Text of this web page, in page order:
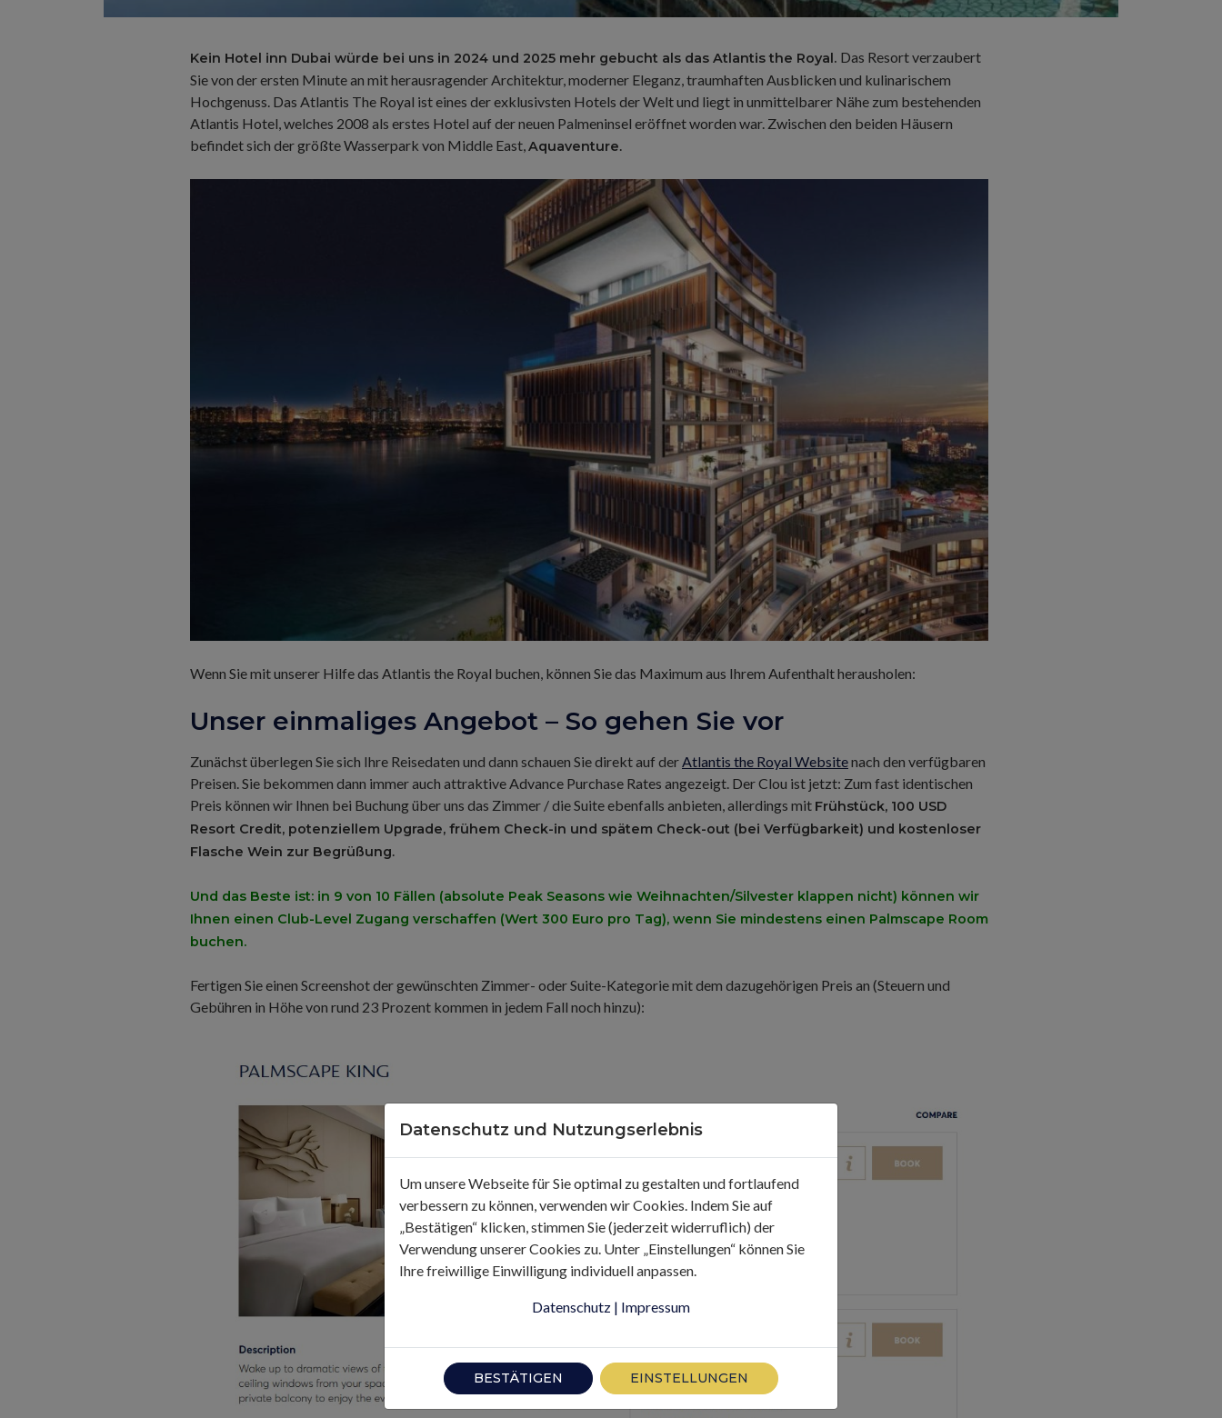
Kein Hotel inn Dubai würde bei uns in 2024 und 2025 mehr gebucht als das Atlantis the Royal. Das Resort verzaubert
Sie von der ersten Minute an mit herausragender Architektur, moderner Eleganz, traumhaften Ausblicken und kulinarischem
Hochgenuss. Das Atlantis The Royal ist eines der exklusivsten Hotels der Welt und liegt in unmittelbarer Nähe zum bestehenden
Atlantis Hotel, welches 2008 als erstes Hotel auf der neuen Palmeninsel eröffnet worden war. Zwischen den beiden Häusern
befindet sich der größte Wasserpark von Middle East, Aquaventure
Wenn Sie mit unserer Hilfe das Atlantis the Royal buchen, können Sie das Maximum aus Ihrem Aufenthalt herausholen:
Unser einmaliges Angebot – So gehen Sie vor
Zunächst überlegen Sie sich Ihre Reisedaten und dann schauen Sie direkt auf derAtlantis the Royal Websitenach den verfügbaren
Preisen. Sie bekommen dann immer auch attraktive Advance Purchase Rates angezeigt. Der Clou ist jetzt: Zum fast identischen
Preis können wir Ihnen bei Buchung über uns das Zimmer / die Suite ebenfalls anbieten, allerdings mit Frühstück, 100 USD
Resort Credit, potenziellem Upgrade, frühem Check-in und spätem Check-out (bei Verfügbarkeit) und kostenloser
Flasche Wein zur Begrüßung.
Und das Beste ist: in 9 von 10 Fällen (absolute Peak Seasons wie Weihnachten/Silvester klappen nicht) können wir
Ihnen einen Club-Level Zugang verschaffen (Wert 300 Euro pro Tag), wenn Sie mindestens einen Palmscape Room
buchen.
Fertigen Sie einen Screenshot der gewünschten Zimmer- oder Suite-Kategorie mit dem dazugehörigen Preis an (Steuern und
Gebühren in Höhe von rund 23 Prozent kommen in jedem Fall noch hinzu):
Datenschutz und Nutzungserlebnis
Um unsere Webseite für Sie optimal zu gestalten und fortlaufend
verbessern zu können, verwenden wir Cookies. Indem Sie auf
„Bestätigen“ klicken, stimmen Sie (jederzeit widerruflich) der
Verwendung unserer Cookies zu. Unter „Einstellungen“ können Sie
Ihre freiwillige Einwilligung individuell anpassen.
Datenschutz | Impressum
BESTÄTIGEN EINSTELLUNGEN